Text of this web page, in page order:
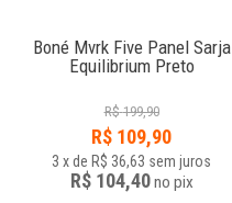
Boné Mvrk Five Panel Sarja
Equilibrium Preto
R$ 199,90
R$ 109,90
3 xde R$ 36,63 sem juros
R$ 104,40no pix